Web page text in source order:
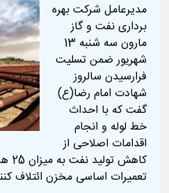
مدیرعامل شرکت بهره
برداری نفت و گاز
مارون سه شنبه 13
شهریور ضمن تسلیت
فرارسیدن سالروز
شهادت امام رضا(ع)
گفت که با احداث
خط لوله و انجام
اقدامات اصلاحی از
تعمیرات اساسی مخزن ائتلاف